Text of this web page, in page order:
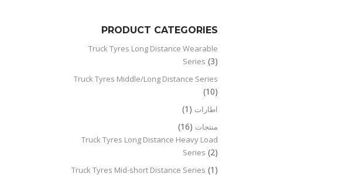
PRODUCT CATEGORIES
Truck Tyres Long Distance Wearable
Series (3)
Truck Tyres Middle/Long Distance Series
(10)
اطارات (1)
منتجات (16)
Truck Tyres Long Distance Heavy Load
Series (2)
Truck Tyres Mid-short Distance Series (1)